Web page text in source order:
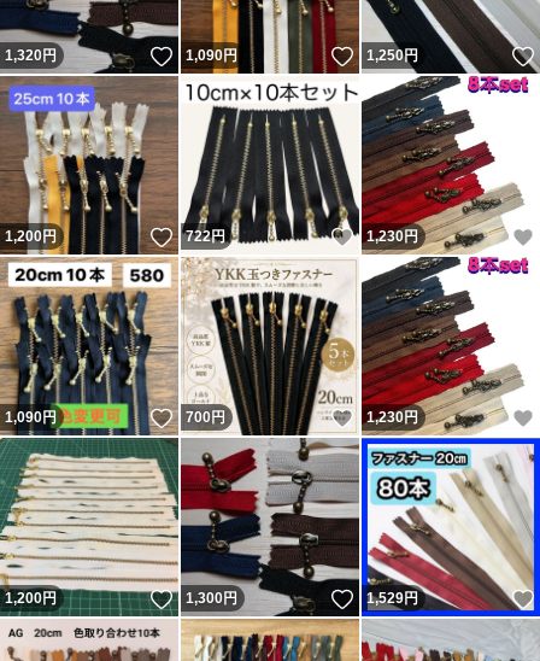
1,320円 いいね！
1,090円 いいね！
1,250円
1,200円 いいね！
722円 いいね！
1,230円
1,090円 いいね！
700 円 いいね！
1,230円
1,200円 いいね！
1,300円 いいね！
1,529円